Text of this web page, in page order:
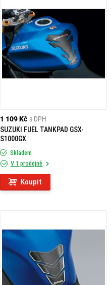
1 109 Kč s DPH
SUZUKI FUEL TANKPAD GSX-
S1000GX
Skladem
V 1 prodejně
Koupit